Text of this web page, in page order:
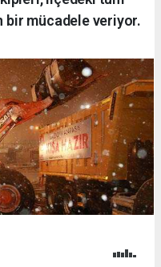
bir mücadele veriyor.